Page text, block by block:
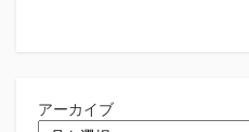
アーカイブ